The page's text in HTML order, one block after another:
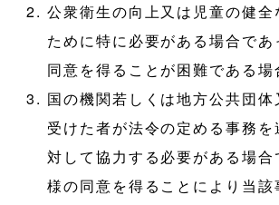
公衆衛生の向上又は児童の健
ために特に必要がある場合で
同意を得ることが困難である場
国の機関若しくは地方公共団体
受けた者が法令の定める事務を
対して協力する必要がある場合
様の同意を得ることにより当該